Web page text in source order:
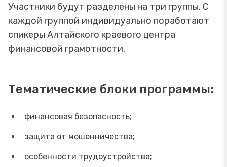
Участники будут разделены на три группы. С
каждой группой индивидуально поработают
спикеры Алтайского краевого центра
финансовой грамотности.
Тематические блоки программы:
финансовая безопасность;
защита от мошенничества;
особенности трудоустройства;